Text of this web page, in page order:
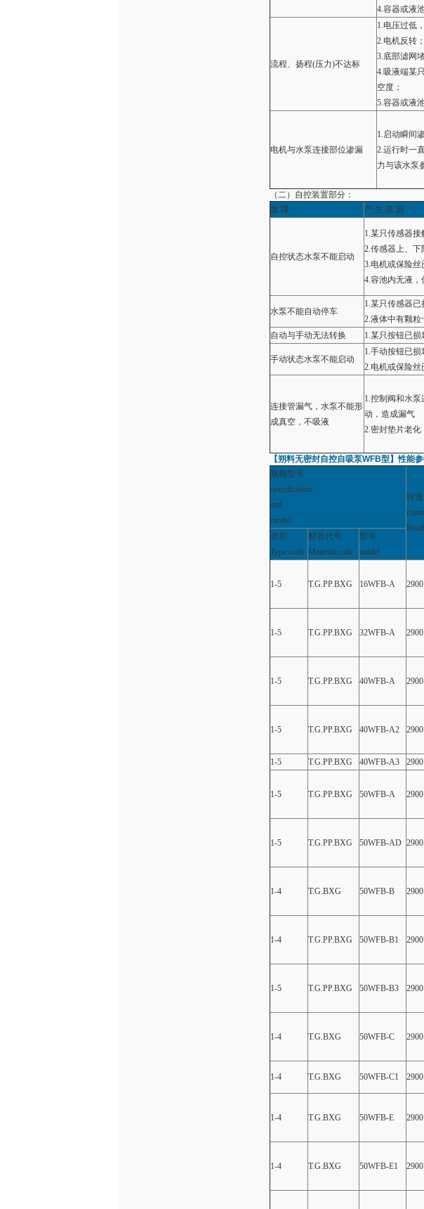
4.容器或液
流程、扬程(压力)不达标
1.电压过低
2.电机反转；
3.底部滤网
4.吸液端某
空度；
5.容器或液
电机与水泵连接部位渗漏
1.启动瞬间
2.运行时一
力与该水泵
（二）自控装置部分：
故 障
产 生 原 因
自控状态水泵不能启动
1.某只传感器接
2.传感器上、下
3.电机或保险丝
4.容池内无液，
水泵不能自动停车
1.某只传感器已
2.液体中有颗粒
自动与手动无法转换
1.某只按钮已损
手动状态水泵不能启动
1.手动按钮已损
2.电机或保险丝
连接管漏气，水泵不能形
成真空，不吸液
1.控制阀和水
动，造成漏气
2.密封垫片老
【朔料无密封自控自吸泵WFB型】性能参
规格型号
specification
and
model
转速
r/min
Head
类别
Type code
材质代号
Material code
型号
model
1-5 T.G.PP.BXG 16WFB-A 2900
1-5 T.G.PP.BXG 32WFB-A 2900
1-5 T.G.PP.BXG 40WFB-A 2900
1-5 T.G.PP.BXG 40WFB-A2 2900
1-5
T.G.PP.BXG 40WFB-A3 2900
1-5 T.G.PP.BXG 50WFB-A 2900
1-5 T.G.PP.BXG 50WFB-AD 2900
1-4 T.G.BXG 50WFB-B 2900
1-4 T.G.PP.BXG 50WFB-B1 2900
1-5 T.G.PP.BXG 50WFB-B3 2900
1-4 T.G.BXG 50WFB-C 2900
1-4 T.G.BXG 50WFB-C1 2900
1-4 T.G.BXG 50WFB-E 2900
1-4 T.G.BXG 50WFB-E1 2900